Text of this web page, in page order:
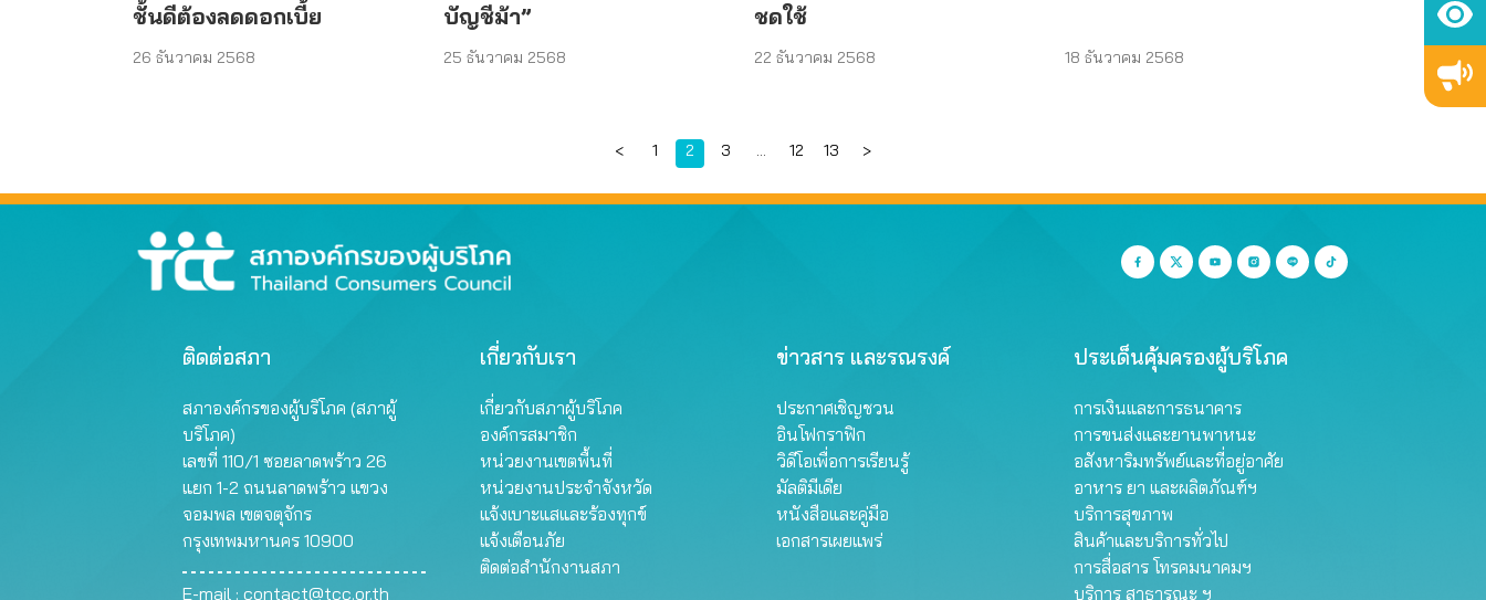
ชั้นดีต้องลดดอกเบี้ย
26 ธันวาคม 2568
บัญชีม้า”
25 ธันวาคม 2568
ชดใช้
22 ธันวาคม 2568 18 ธันวาคม 2568
< Page
1 Page
2 Page
3 … Page
12 Page
13 >
ติดต่อสภา
สภาองค์กรของผู้บริโภค (สภาผู้
บริโภค)
เลขที่ 110/1 ซอยลาดพร้าว 26
แยก 1-2 ถนนลาดพร้าว แขวง
จอมพล เขตจตุจักร
กรุงเทพมหานคร 10900
E-mail : contact@tcc.or.th
เกี่ยวกับเรา
เกี่ยวกับสภาผู้บริโภค
องค์กรสมาชิก
หน่วยงานเขตพื้นที่
หน่วยงานประจำจังหวัด
แจ้งเบาะแสและร้องทุกข์
แจ้งเตือนภัย
ติดต่อสำนักงานสภา
ข่าวสาร และรณรงค์
ประกาศเชิญชวน
อินโฟกราฟิก
วิดีโอเพื่อการเรียนรู้
มัลติมีเดีย
หนังสือและคู่มือ
เอกสารเผยแพร่
ประเด็นคุ้มครองผู้บริโภค
การเงินและการธนาคาร
การขนส่งและยานพาหนะ
อสังหาริมทรัพย์และที่อยู่อาศัย
อาหาร ยา และผลิตภัณฑ์ฯ
บริการสุขภาพ
สินค้าและบริการทั่วไป
การสื่อสาร โทรคมนาคมฯ
บริการ สาธารณะ ฯ